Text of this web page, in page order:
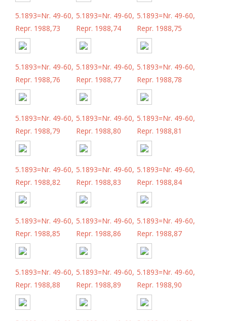
5.1893=Nr. 49-60,
Repr. 1988,73
5.1893=Nr. 49-60,
Repr. 1988,74
5.1893=Nr. 49-60,
Repr. 1988,75
5.1893=Nr. 49-60,
Repr. 1988,76
5.1893=Nr. 49-60,
Repr. 1988,77
5.1893=Nr. 49-60,
Repr. 1988,78
5.1893=Nr. 49-60,
Repr. 1988,79
5.1893=Nr. 49-60,
Repr. 1988,80
5.1893=Nr. 49-60,
Repr. 1988,81
5.1893=Nr. 49-60,
Repr. 1988,82
5.1893=Nr. 49-60,
Repr. 1988,83
5.1893=Nr. 49-60,
Repr. 1988,84
5.1893=Nr. 49-60,
Repr. 1988,85
5.1893=Nr. 49-60,
Repr. 1988,86
5.1893=Nr. 49-60,
Repr. 1988,87
5.1893=Nr. 49-60,
Repr. 1988,88
5.1893=Nr. 49-60,
Repr. 1988,89
5.1893=Nr. 49-60,
Repr. 1988,90